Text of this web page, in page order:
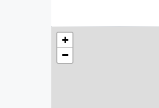
+
−